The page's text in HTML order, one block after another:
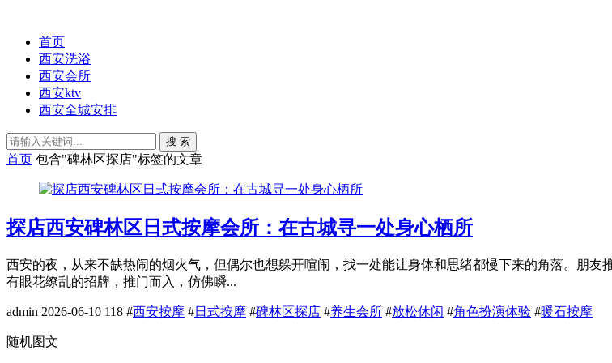
首页
西安洗浴
西安会所
西安ktv
西安全城安排
搜 索
首页 包含"碑林区探店"标签的文章
探店西安碑林区日式按摩会所：在古城寻一处身心栖所
西安的夜，从来不缺热闹的烟火气，但偶尔也想躲开喧闹，找一处能让身体和思绪都慢下来的角落。朋
有眼花缭乱的招牌，推门而入，仿佛瞬...
admin 2026-06-10 118 #西安按摩 #日式按摩 #碑林区探店 #养生会所 #放松休闲 #角色扮演体验 #暖石按摩
随机图文